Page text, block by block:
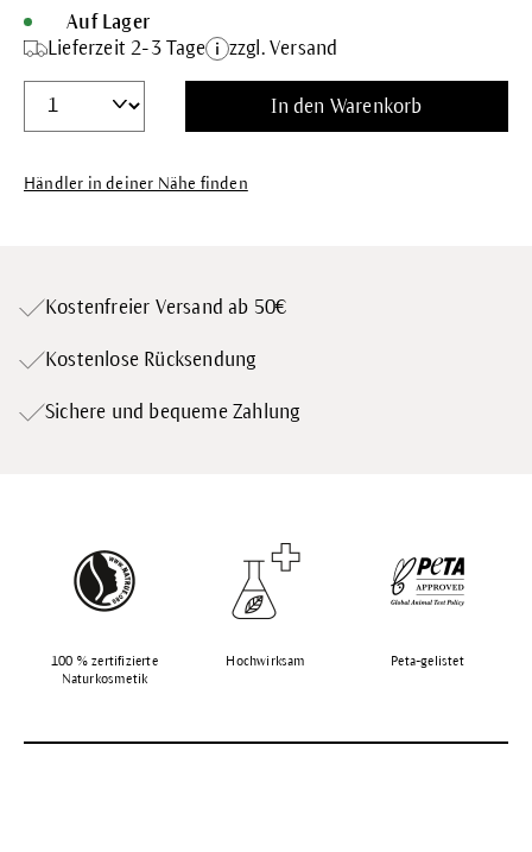
Auf Lager
Lieferzeit 2-3 Tage
zzgl. Versand
In den Warenkorb
Händler in deiner Nähe finden
Kostenfreier Versand ab 50€
Kostenlose Rücksendung
Sichere und bequeme Zahlung
100 % zertifizierte
Naturkosmetik
Hochwirksam Peta-gelistet